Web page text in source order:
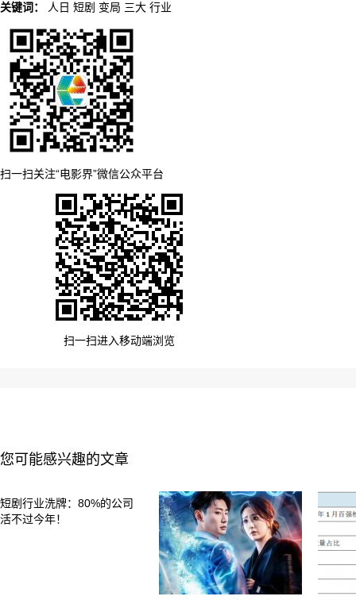
关键词： 人日 短剧 变局 三大 行业
扫一扫关注“电影界”微信公众平台
扫一扫进入移动端浏览
您可能感兴趣的文章
短剧行业洗牌：80%的公司
活不过今年！